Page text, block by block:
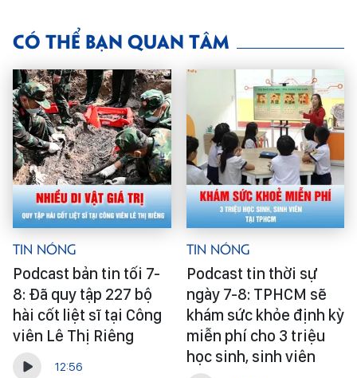
CÓ THỂ BẠN QUAN TÂM
Tin Nóng
Podcast bản tin tối 7-
8: Đã quy tập 227 bộ
hài cốt liệt sĩ tại Công
viên Lê Thị Riêng
12:56
Tin Nóng
Podcast tin thời sự
ngày 7-8: TPHCM sẽ
khám sức khỏe định kỳ
miễn phí cho 3 triệu
học sinh, sinh viên